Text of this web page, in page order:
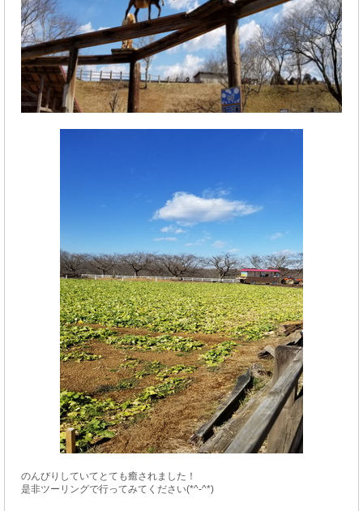
のんびりしていてとても癒されました！
是非ツーリングで行ってみてください(*^-^*)